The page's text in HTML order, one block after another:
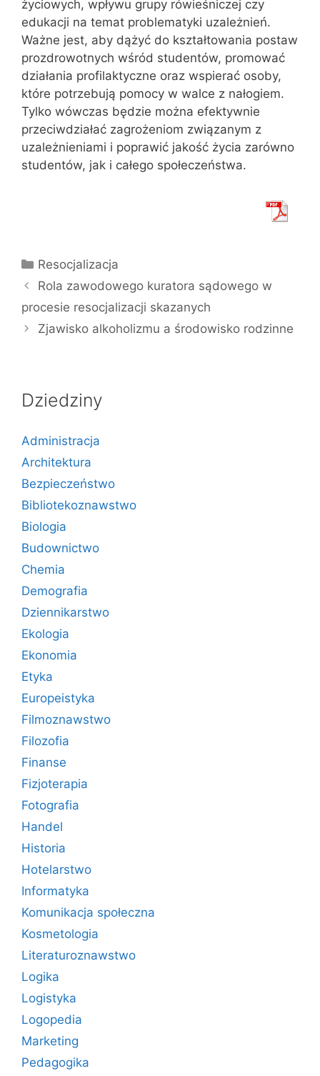
życiowych, wpływu grupy rówieśniczej czy
edukacji na temat problematyki uzależnień.
Ważne jest, aby dążyć do kształtowania postaw
prozdrowotnych wśród studentów, promować
działania profilaktyczne oraz wspierać osoby,
które potrzebują pomocy w walce z nałogiem.
Tylko wówczas będzie można efektywnie
przeciwdziałać zagrożeniom związanym z
uzależnieniami i poprawić jakość życia zarówno
studentów, jak i całego społeczeństwa.
Kategorie
Resocjalizacja
Rola zawodowego kuratora sądowego w
procesie resocjalizacji skazanych
Zjawisko alkoholizmu a środowisko rodzinne
Dziedziny
Administracja
Architektura
Bezpieczeństwo
Bibliotekoznawstwo
Biologia
Budownictwo
Chemia
Demografia
Dziennikarstwo
Ekologia
Ekonomia
Etyka
Europeistyka
Filmoznawstwo
Filozofia
Finanse
Fizjoterapia
Fotografia
Handel
Historia
Hotelarstwo
Informatyka
Komunikacja społeczna
Kosmetologia
Literaturoznawstwo
Logika
Logistyka
Logopedia
Marketing
Pedagogika